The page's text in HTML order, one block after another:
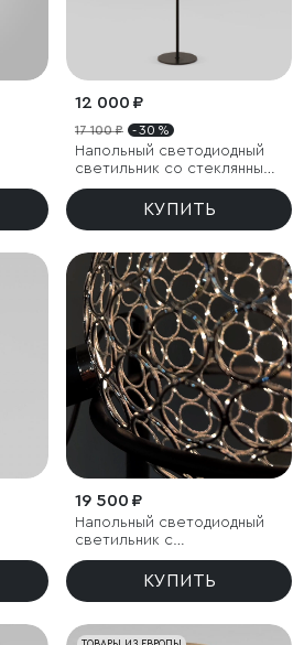
12 000 ₽
17 100 ₽ - 30 %
Напольный светодиодный
светильник со стеклянным
плафоном
КУПИТЬ
19 500 ₽
Напольный светодиодный
светильник с
металлическим плафоном
КУПИТЬ